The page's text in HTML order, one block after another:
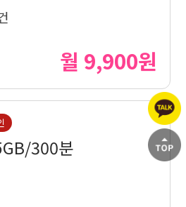
월 9,900원
300분